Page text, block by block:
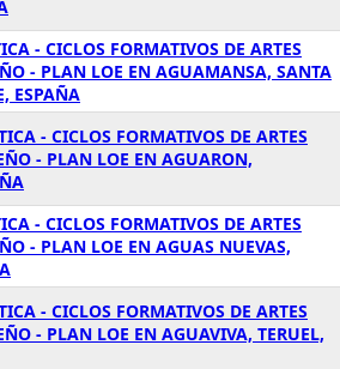
- CICLOS FORMATIVOS DE ARTES
- PLAN LOE EN AGUAMANSA, SANTA
ESPAÑA
- CICLOS FORMATIVOS DE ARTES
- PLAN LOE EN AGUARON,
- CICLOS FORMATIVOS DE ARTES
- PLAN LOE EN AGUAS NUEVAS,
- CICLOS FORMATIVOS DE ARTES
- PLAN LOE EN AGUAVIVA, TERUEL,